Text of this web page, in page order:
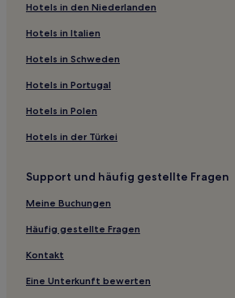
Familien in Takayama
Haustierfreundliche in Takayama
Luxus nahe Shitajima Onsen
Hotels mit Parkplatz in Präfektur Gifu
Hotels mit Thermalbad in Präfektur Gifu
Hotels mit Parkplatz in Gujō
Günstige in Gifu
Hotels mit Thermalbad in Gifu
Business in Gifu
Mitake Hotels
Hotels nahe Jionzenji-Tempel
Hotels in den Niederlanden
Hotels in Italien
Hotels in Schweden
Hotels in Portugal
Hotels in Polen
Hotels in der Türkei
Support und häufig gestellte Fragen
Meine Buchungen
Häufig gestellte Fragen
Kontakt
Eine Unterkunft bewerten